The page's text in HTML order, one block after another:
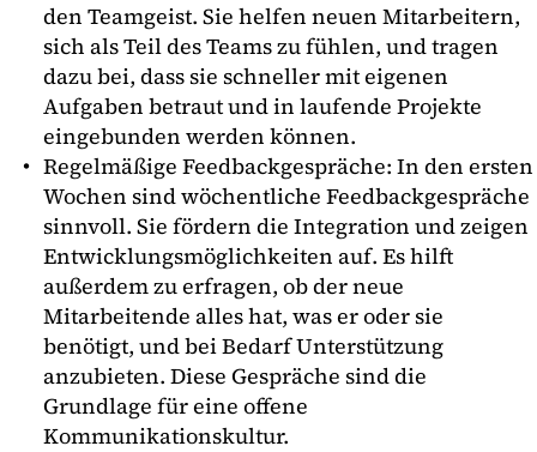
den Teamgeist. Sie helfen neuen Mitarbeitern,
sich als Teil des Teams zu fühlen, und tragen
dazu bei, dass sie schneller mit eigenen
Aufgaben betraut und in laufende Projekte
eingebunden werden können.
Regelmäßige Feedbackgespräche: In den ersten
Wochen sind wöchentliche Feedbackgespräche
sinnvoll. Sie fördern die Integration und zeigen
Entwicklungsmöglichkeiten auf. Es hilft
außerdem zu erfragen, ob der neue
Mitarbeitende alles hat, was er oder sie
benötigt, und bei Bedarf Unterstützung
anzubieten. Diese Gespräche sind die
Grundlage für eine offene
Kommunikationskultur.